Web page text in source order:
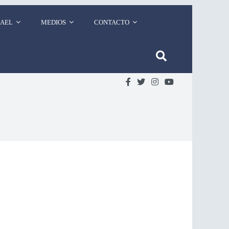
MEDIOS CONTACTO